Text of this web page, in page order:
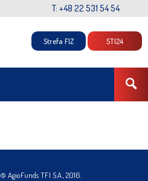
T: +48 22 531 54 54
Strefa FIZ STI24
© AgioFunds TFI S.A., 2016.